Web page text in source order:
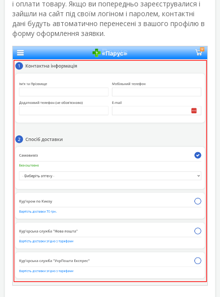
і оплати товару. Якщо ви попередньо зареєструвалися і
зайшли на сайт під своїм логіном і паролем, контактні
дані будуть автоматично перенесені з вашого профілю в
форму оформлення заявки.